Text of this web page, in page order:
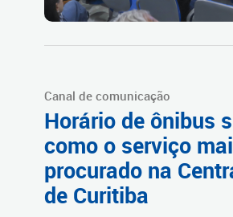
Canal de comunicação
Horário de ônibus
como o serviço
procurado na
de Curitiba